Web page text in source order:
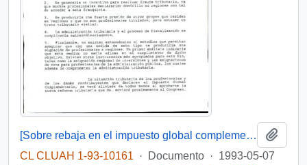
[Sobre rebaja en el impuesto global complementario para profesionales]
CL CLUAH 1-93-10161
· Documento · 1993-05-07